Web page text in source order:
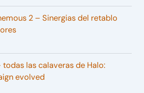
2 – Sinergias del retablo
todas las calaveras de Halo:
evolved